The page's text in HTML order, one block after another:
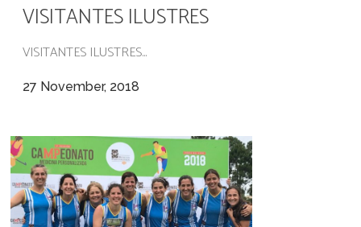
VISITANTES ILUSTRES
VISITANTES ILUSTRES...
27 November, 2018